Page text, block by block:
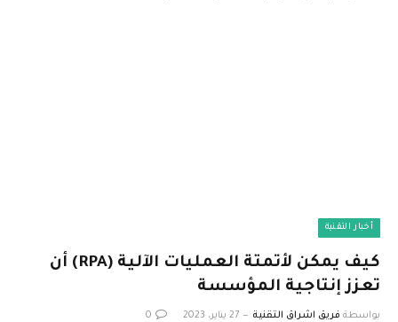
أخبار التقنية
كيف يمكن لأتمتة العمليات الآلية (RPA) أن
تعزز إنتاجية المؤسسة
بواسطة فريق اشراق التقنية 27 يناير، 2023 0